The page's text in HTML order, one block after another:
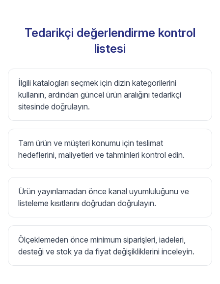
Tedarikçi değerlendirme kontrol
listesi
İlgili katalogları seçmek için dizin kategorilerini
kullanın, ardından güncel ürün aralığını tedarikçi
sitesinde doğrulayın.
Tam ürün ve müşteri konumu için teslimat
hedeflerini, maliyetleri ve tahminleri kontrol edin.
Ürün yayınlamadan önce kanal uyumluluğunu ve
listeleme kısıtlarını doğrudan doğrulayın.
Ölçeklemeden önce minimum siparişleri, iadeleri,
desteği ve stok ya da fiyat değişikliklerini inceleyin.